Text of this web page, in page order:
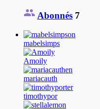
Abonnés 7
mabelsimps
Amoily
mariacauth
timothypor